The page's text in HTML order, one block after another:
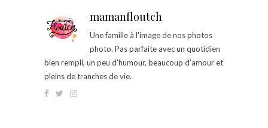
mamanfloutch
Une famille à l'image de nos photos
photo. Pas parfaite avec un quotidien
bien rempli, un peu d'humour, beaucoup d'amour et
pleins de tranches de vie.